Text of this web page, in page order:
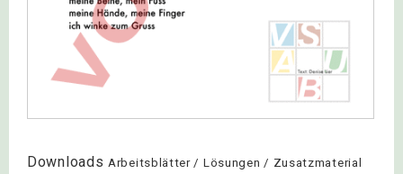
Downloads Arbeitsblätter / Lösungen / Zusatzmaterial